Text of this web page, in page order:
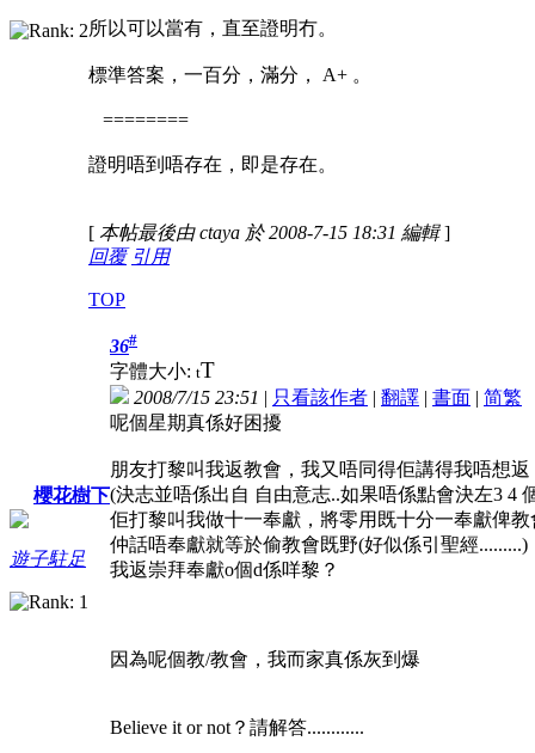
所以可以當有，直至證明冇。
標準答案，一百分，滿分， A+ 。
========
證明唔到唔存在，即是存在。
[ 本帖最後由 ctaya 於 2008-7-15 18:31 編輯]
回覆 引用
TOP
櫻花樹下
遊子駐足
36#
字體大小: tT
2008/7/15 23:51 | 只看該作者 | 翻譯 | 書面 | 简繁
呢個星期真係好困擾
朋友打黎叫我返教會，我又唔同得佢講得我唔想返
(決志並唔係出自 自由意志..如果唔係點會決左3 4
佢打黎叫我做十一奉獻，將零用既十分一奉獻俾教
仲話唔奉獻就等於偷教會既野(好似係引聖經.........)
我返崇拜奉獻o個d係咩黎？
因為呢個教/教會，我而家真係灰到爆
Believe it or not？請解答............